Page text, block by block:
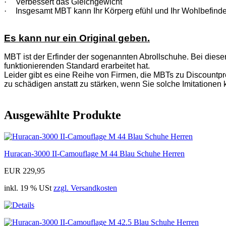
·
Verbessert das Gleichgewicht
·
Insgesamt MBT kann Ihr Körperg efühl und Ihr
Es kann nur ein Original geben.
MBT ist der Erfinder der sogenannten Abrollschuhe. Bei
funktionierenden Standard erarbeitet hat.
Leider gibt es eine Reihe von Firmen, die MBTs zu
zu schädigen anstatt zu stärken, wenn Sie solche Imitationen
Ausgewählte Produkte
Huracan-3000 II-Camouflage M 44 Blau Schuhe Herren
EUR 229,95
inkl. 19 % USt zzgl. Versandkosten